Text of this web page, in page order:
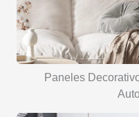
Paneles